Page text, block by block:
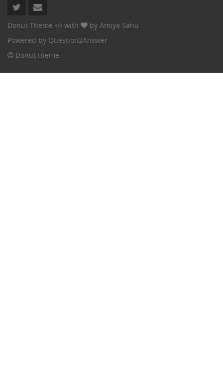
Donut Theme with by Amiya Sahu
Powered by Question2Answer
Donut theme